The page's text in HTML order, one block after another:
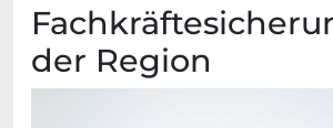
der Region